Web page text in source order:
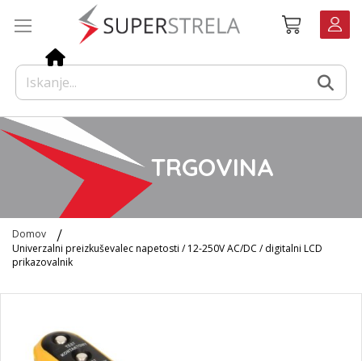
Košarica
TRGOVINA
Domov
Univerzalni preizkuševalec napetosti / 12-250V AC/DC / digitalni LCD
prikazovalnik
galerije